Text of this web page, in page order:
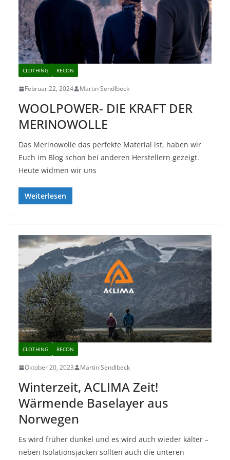
CLOTHING RECON
Februar 22, 2024 Martin Sendlbeck
WOOLPOWER- DIE KRAFT DER
MERINOWOLLE
Das Merinowolle das perfekte Material ist, haben wir
Euch im Blog schon bei anderen Herstellern gezeigt.
Heute widmen wir uns
Weiterlesen
CLOTHING RECON
Oktober 20, 2023 Martin Sendlbeck
Winterzeit, ACLIMA Zeit!
Wärmende Baselayer aus
Norwegen
Es wird früher dunkel und es wird auch wieder kälter –
neben Isolationsjacken sollten auch die unteren